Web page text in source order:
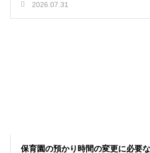
2026.07.31
保育園の預かり時間の変更に必要